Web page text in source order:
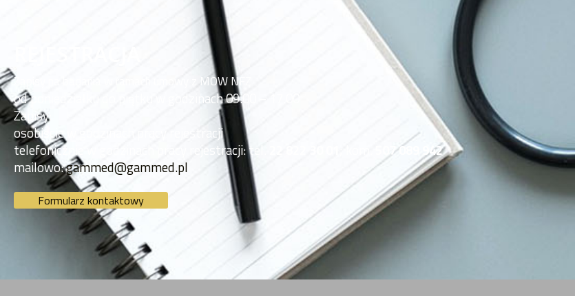
Zapisy na badania w ramach umowy z MOW NFZ
od poniedziałku do piątku w godzinach 09.00 – 17.00
Zapisy:
osobiście w godzinach pracy rejestracji
telefonicznie w godzinach pracy rejestracji: tel.
507 089 942
mailowo:gammed@gammed.pl
Formularz kontaktowy